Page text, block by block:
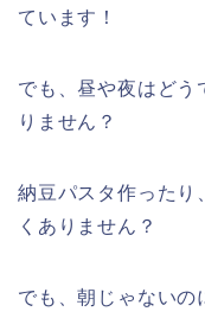
ています！
でも、昼や夜はどう
りません？
納豆パスタ作ったり
くありません？
でも、朝じゃないの